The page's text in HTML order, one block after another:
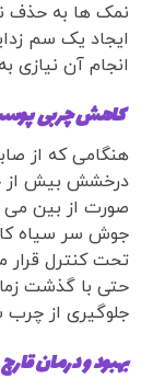
نمک ها به حذف
ایجاد یک سم
انجام آن
کاهش چربی
هنگامی که از
درخشش بیش از
صورت از بین می
جوش سر سیاه
تحت کنترل
حتی با گذشت
جلوگیری از
بهبود و درمان قارچ